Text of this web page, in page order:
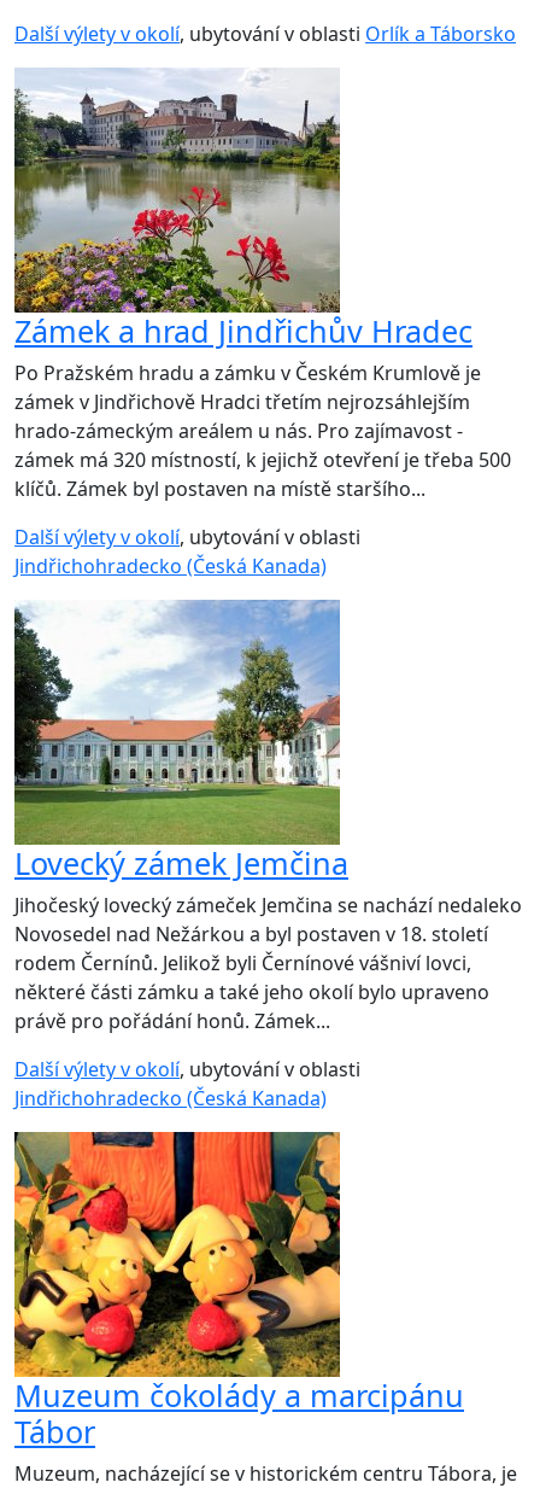
Další výlety v okolí, ubytování v oblasti Orlík a Táborsko
Zámek a hrad Jindřichův Hradec
Po Pražském hradu a zámku v Českém Krumlově je
zámek v Jindřichově Hradci třetím nejrozsáhlejším
hrado-zámeckým areálem u nás. Pro zajímavost -
zámek má 320 místností, k jejichž otevření je třeba 500
klíčů. Zámek byl postaven na místě staršího...
Další výlety v okolí, ubytování v oblasti
Jindřichohradecko (Česká Kanada)
Lovecký zámek Jemčina
Jihočeský lovecký zámeček Jemčina se nachází nedaleko
Novosedel nad Nežárkou a byl postaven v 18. století
rodem Černínů. Jelikož byli Černínové vášniví lovci,
některé části zámku a také jeho okolí bylo upraveno
právě pro pořádání honů. Zámek...
Další výlety v okolí, ubytování v oblasti
Jindřichohradecko (Česká Kanada)
Muzeum čokolády a marcipánu
Tábor
Muzeum, nacházející se v historickém centru Tábora, je